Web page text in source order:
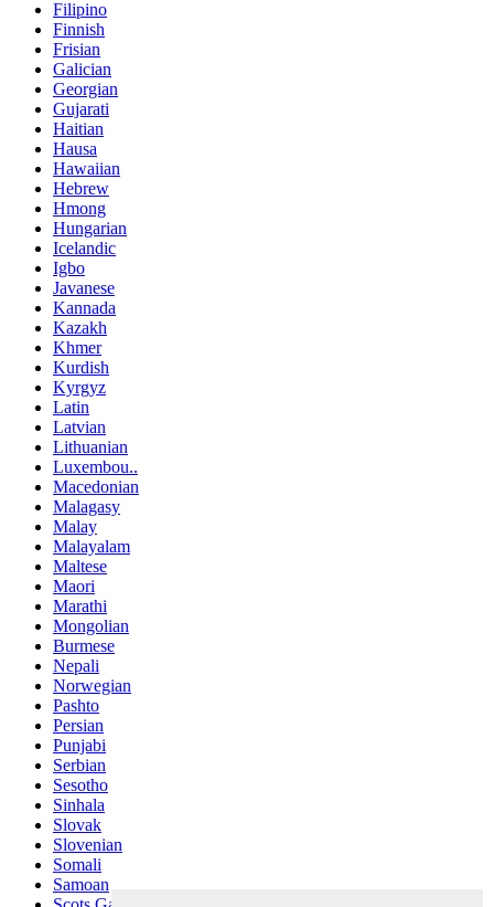
Filipino
Finnish
Frisian
Galician
Georgian
Gujarati
Haitian
Hausa
Hawaiian
Hebrew
Hmong
Hungarian
Icelandic
Igbo
Javanese
Kannada
Kazakh
Khmer
Kurdish
Kyrgyz
Latin
Latvian
Lithuanian
Luxembou..
Macedonian
Malagasy
Malay
Malayalam
Maltese
Maori
Marathi
Mongolian
Burmese
Nepali
Norwegian
Pashto
Persian
Punjabi
Serbian
Sesotho
Sinhala
Slovak
Slovenian
Somali
Samoan